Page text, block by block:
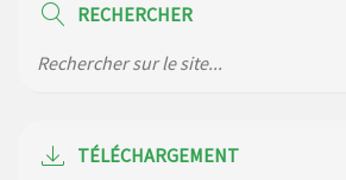
du mois de avril 2026
bungalows bois, ses chalets et sa piscine
RECHERCHER
TÉLÉCHARGEMENT